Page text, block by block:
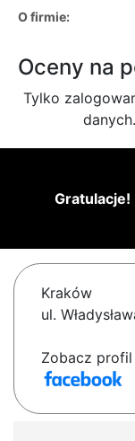
O firmie:
Oceny na
Tylko
danych.
Gratulacje!
Kraków
ul.
Zobacz